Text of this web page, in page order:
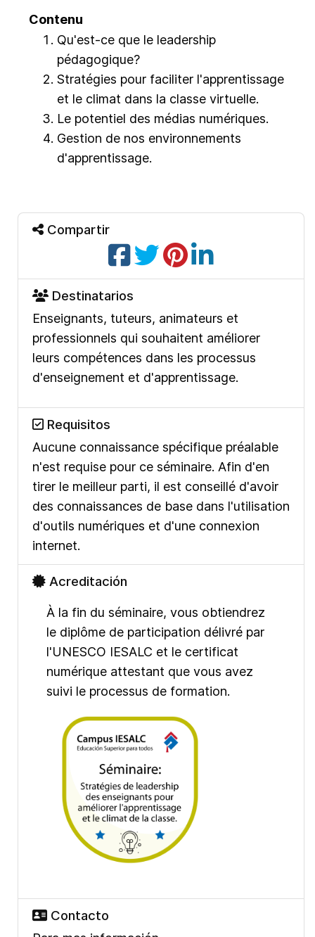
Contenu
Qu'est-ce que le leadership
pédagogique?
Stratégies pour faciliter l'apprentissage
et le climat dans la classe virtuelle.
Le potentiel des médias numériques.
Gestion de nos environnements
d'apprentissage.
Compartir
Destinatarios
Enseignants, tuteurs, animateurs et
professionnels qui souhaitent améliorer
leurs compétences dans les processus
d'enseignement et d'apprentissage.
Requisitos
Aucune connaissance spécifique préalable
n'est requise pour ce séminaire. Afin d'en
tirer le meilleur parti, il est conseillé d'avoir
des connaissances de base dans l'utilisation
d'outils numériques et d'une connexion
internet.
Acreditación
À la fin du séminaire, vous obtiendrez
le diplôme de participation délivré par
l'UNESCO IESALC et le certificat
numérique attestant que vous avez
suivi le processus de formation.
Contacto